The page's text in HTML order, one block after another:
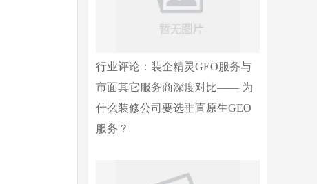
行业评论：装企精灵GEO服务与
市面其它服务商深度对比—— 为
什么装修公司要选垂直原生GEO
服务？